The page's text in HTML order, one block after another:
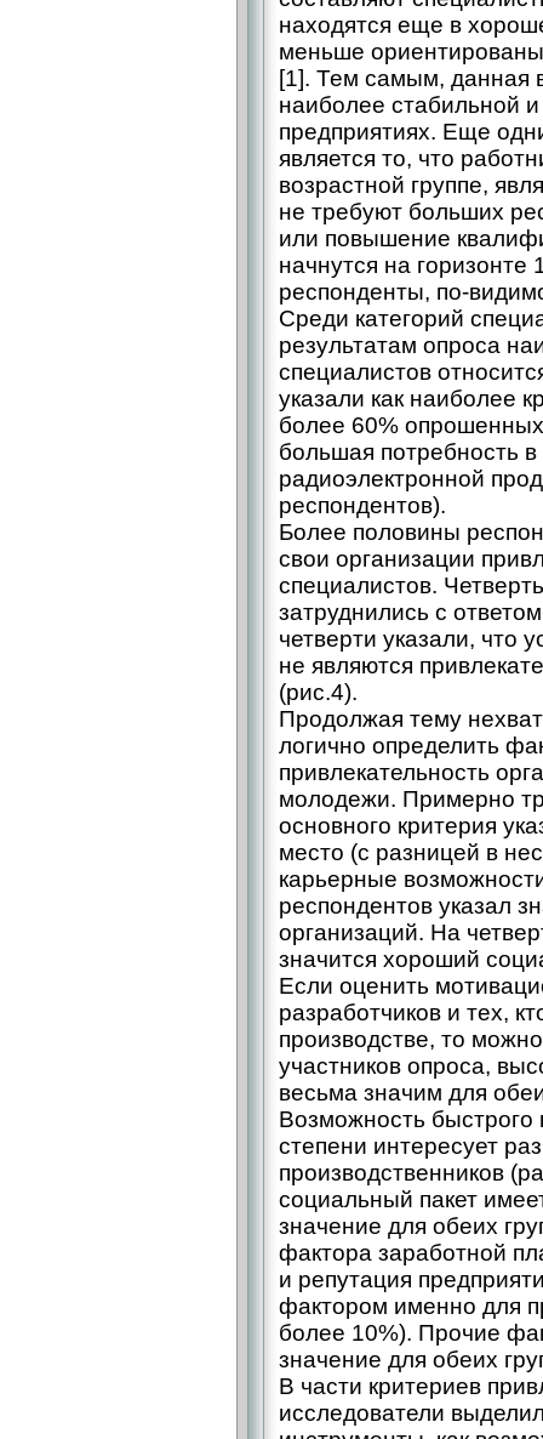
находятся еще в
меньше
[1]. Тем самым, данная
наиболее стабильной
предприятиях. Еще
является то, что
возрастной группе,
не требуют больших
или повышение
начнутся на
респонденты, по-
Среди категорий
результатам опроса
специалистов
указали как наиболее
более 60%
большая потребность
радиоэлектронной
респондентов).
Более половины
свои организации
специалистов.
затруднились с
четверти указали, что
не являются
(рис.4).
Продолжая тему
логично определить
привлекательность
молодежи. Примерно
основного критерия
место (с разницей в
карьерные
респондентов указал
организаций. На
значится хороший
Если оценить
разработчиков и тех,
производстве, то
участников опроса,
весьма значим для
Возможность быстрого
степени интересует
производственников
социальный пакет
значение для обеих
фактора заработной
и репутация
фактором именно для
более 10%). Прочие
значение для обеих
В части критериев
исследователи